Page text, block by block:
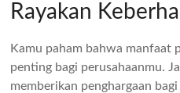
Rayakan
Kamu paham bahwa manfaat
penting bagi perusahaanmu.
memberikan penghargaan